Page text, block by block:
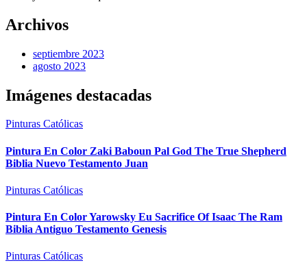
Archivos
septiembre 2023
agosto 2023
Imágenes destacadas
Pinturas Católicas
Pintura En Color Zaki Baboun Pal God The True Shepherd
Biblia Nuevo Testamento Juan
Pinturas Católicas
Pintura En Color Yarowsky Eu Sacrifice Of Isaac The Ram
Biblia Antiguo Testamento Genesis
Pinturas Católicas